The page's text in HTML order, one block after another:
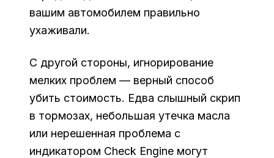
вашим автомобилем правильно
ухаживали.
С другой стороны, игнорирование
мелких проблем — верный способ
убить стоимость. Едва слышный скрип
в тормозах, небольшая утечка масла
или нерешенная проблема с
индикатором Check Engine могут